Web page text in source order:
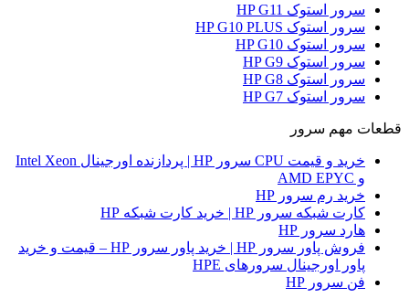
سرور استوک HP G11
سرور استوک HP G10 PLUS
سرور استوک HP G10
سرور استوک HP G9
سرور استوک HP G8
سرور استوک HP G7
قطعات مهم سرور
خرید و قیمت CPU سرور HP | پردازنده اورجینال Intel Xeon
و AMD EPYC
خرید رم سرور HP
کارت شبکه سرور HP | خرید کارت شبکه HP
هارد سرور HP
فروش پاور سرور HP | خرید پاور سرور HP – قیمت و خرید
پاور اورجینال سرورهای HPE
فن سرور HP